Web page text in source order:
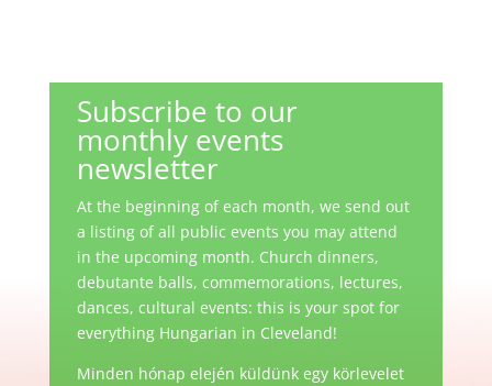
Subscribe to our
monthly events
newsletter
At the beginning of each month, we send out
a listing of all public events you may attend
in the upcoming month. Church dinners,
debutante balls, commemorations, lectures,
dances, cultural events: this is your spot for
everything Hungarian in Cleveland!
Minden hónap elején küldünk egy körlevelet